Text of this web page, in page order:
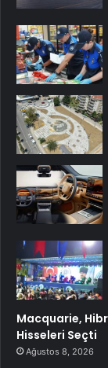
Macquarie,
Hisseleri Seçti
Ağustos 8, 2026